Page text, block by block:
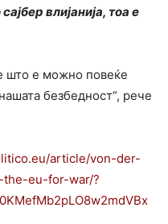
влијанија, тоа е
што е можно повеќе
безбедност“, рече
article/von-der-
eu-for-war/?